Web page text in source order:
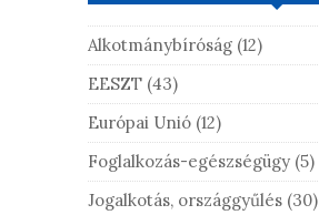
Alkotmánybíróság(12)
EESZT(43)
Európai Unió(12)
Foglalkozás-egészségügy(5)
Jogalkotás, országgyűlés(30)